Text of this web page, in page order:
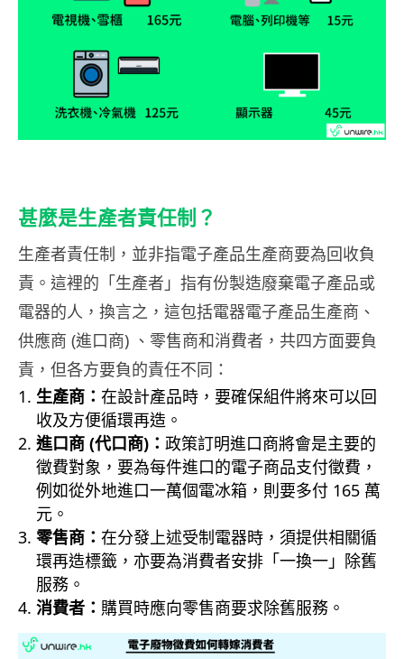
甚麼是生產者責任制？
生產者責任制，並非指電子產品生產商要為回收負
責。這裡的「生產者」指有份製造廢棄電子產品或
電器的人，換言之，這包括電器電子產品生產商、
供應商 (進口商) 、零售商和消費者，共四方面要負
責，但各方要負的責任不同：
生產商： 在設計產品時，要確保組件將來可以回
收及方便循環再造。
進口商 (代口商)： 政策訂明進口商將會是主要的
徵費對象，要為每件進口的電子商品支付徵費，
例如從外地進口一萬個電冰箱，則要多付 165 萬
元。
零售商： 在分發上述受制電器時，須提供相關循
環再造標籤，亦要為消費者安排「一換一」除舊
服務。
消費者： 購買時應向零售商要求除舊服務。